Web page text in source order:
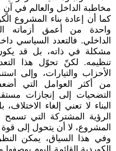
مخاطبة الداخل والعالم في آنٍ
كما أن إعادة بناء المشروع
واحدة من أعمق أزماته
الداخلي. فالتعدد السياسي
مشكلة في ذاته، بل قد
تنظيمه. لكنّ تحوّل هذا
الأحزاب والتيارات، وإلى
من أكثر العوامل التي
التضحيات إلى إنجازات
البناء لا تعني إلغاء
الرؤية المشتركة التي
المشروع، لا أن يتحول إلى
وفي هذا السياق، يمكن